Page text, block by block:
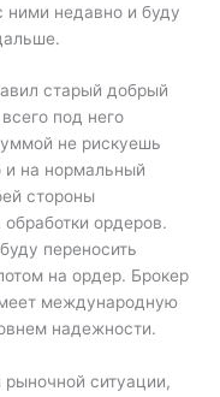
ними недавно и буду
старый добрый
под него
не рискуешь
и на нормальный
стороны
ордеров.
переносить
на ордер. Брокер
международную
надежности.
рыночной ситуации,